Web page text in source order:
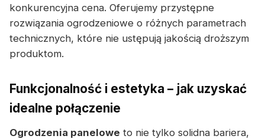
konkurencyjna cena. Oferujemy przystępne
rozwiązania ogrodzeniowe o różnych parametrach
technicznych, które nie ustępują jakością droższym
produktom.
Funkcjonalność i estetyka – jak uzyskać
idealne połączenie
Ogrodzenia panelowe to nie tylko solidna bariera,